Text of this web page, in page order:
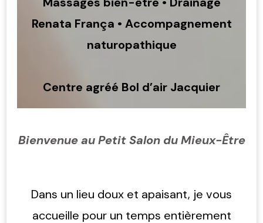
Renata França • Accompagnement
naturopathique
Centre agréé Bol d’air Jacquier
Bienvenue au Petit Salon du Mieux-Être
Dans un lieu doux et apaisant, je vous
accueille pour un temps entièrement